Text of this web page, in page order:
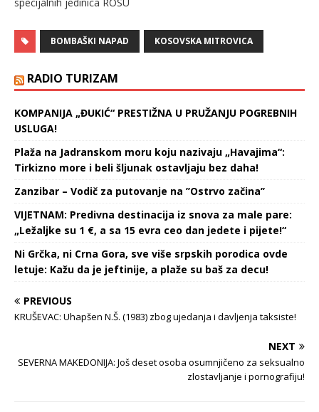
bolničkog centra (KBC) u
severnom delu Kosovske
Mitrovice Pored teško
Sofronijevića, bilo je još
desetak ranjenih Srbi.
strana, jedan metak je
zalutao u prozor kuće…
BOMBAŠKI NAPAD KOSOVSKA MITROVICA
RADIO TURIZAM
KOMPANIJA „ĐUKIĆ“ PRESTIŽNA U PRUŽANJU POGREBNIH
USLUGA!
Plaža na Jadranskom moru koju nazivaju „Havajima“:
Tirkizno more i beli šljunak ostavljaju bez daha!
Zanzibar – Vodič za putovanje na ’’Ostrvo začina’’
VIJETNAM: Predivna destinacija iz snova za male pare:
„Ležaljke su 1 €, a sa 15 evra ceo dan jedete i pijete!“
Ni Grčka, ni Crna Gora, sve više srpskih porodica ovde
letuje: Kažu da je jeftinije, a plaže su baš za decu!
PREVIOUS
KRUŠEVAC: Uhapšen N.Š. (1983) zbog ujedanja i davljenja taksiste!
NEXT
SEVERNA MAKEDONIJA: Još deset osoba osumnjičeno za seksualno
zlostavljanje i pornografiju!